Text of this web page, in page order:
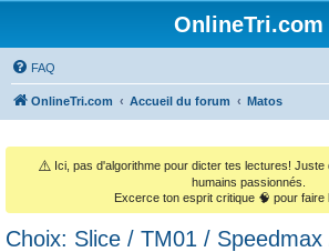
OnlineTri.com
FAQ
OnlineTri.com Accueil du forum Matos
⚠️ Ici, pas d'algorithme pour dicter tes lectures!
humains passionnés.
Excerce ton esprit critique 🧠 pour faire
Choix: Slice / TM01 / Speedmax